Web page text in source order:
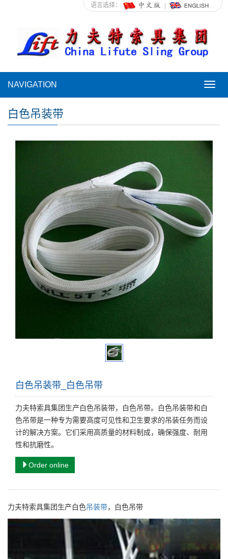
语言选择：
NAVIGATION
白色吊装带
白色吊装带_白色吊带
力夫特索具集团生产白色吊装带，白色吊带。白色吊装带和白
色吊带是一种专为需要高度可见性和卫生要求的吊装任务而设
计的解决方案。它们采用高质量的材料制成，确保强度、耐用
性和抗磨性。
Order online
力夫特索具集团生产白色吊装带，白色吊带